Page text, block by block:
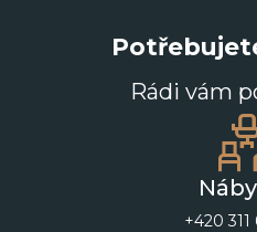
Rádi vám
+420 311